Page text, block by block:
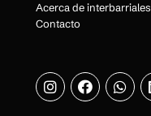
Acerca de interbarriales
Contacto